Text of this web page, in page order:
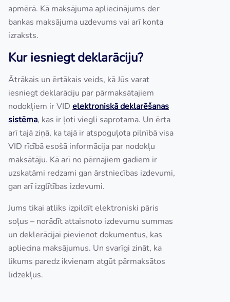
apmērā. Kā maksājuma apliecinājums der
bankas maksājuma uzdevums vai arī konta
izraksts.
Kur iesniegt deklarāciju?
Ātrākais un ērtākais veids, kā Jūs varat
iesniegt deklarāciju par pārmaksātajiem
nodokļiem ir VID elektroniskā deklarēšanas
sistēma, kas ir ļoti viegli saprotama. Un ērta
arī tajā ziņā, ka tajā ir atspoguļota pilnībā visa
VID rīcībā esošā informācija par nodokļu
maksātāju. Kā arī no pērnajiem gadiem ir
uzskatāmi redzami gan ārstniecības izdevumi,
gan arī izglītības izdevumi.
Jums tikai atliks izpildīt elektroniski pāris
soļus – norādīt attaisnoto izdevumu summas
un deklerācijai pievienot dokumentus, kas
apliecina maksājumus. Un svarīgi zināt, ka
likums paredz ikvienam atgūt pārmaksātos
līdzekļus.